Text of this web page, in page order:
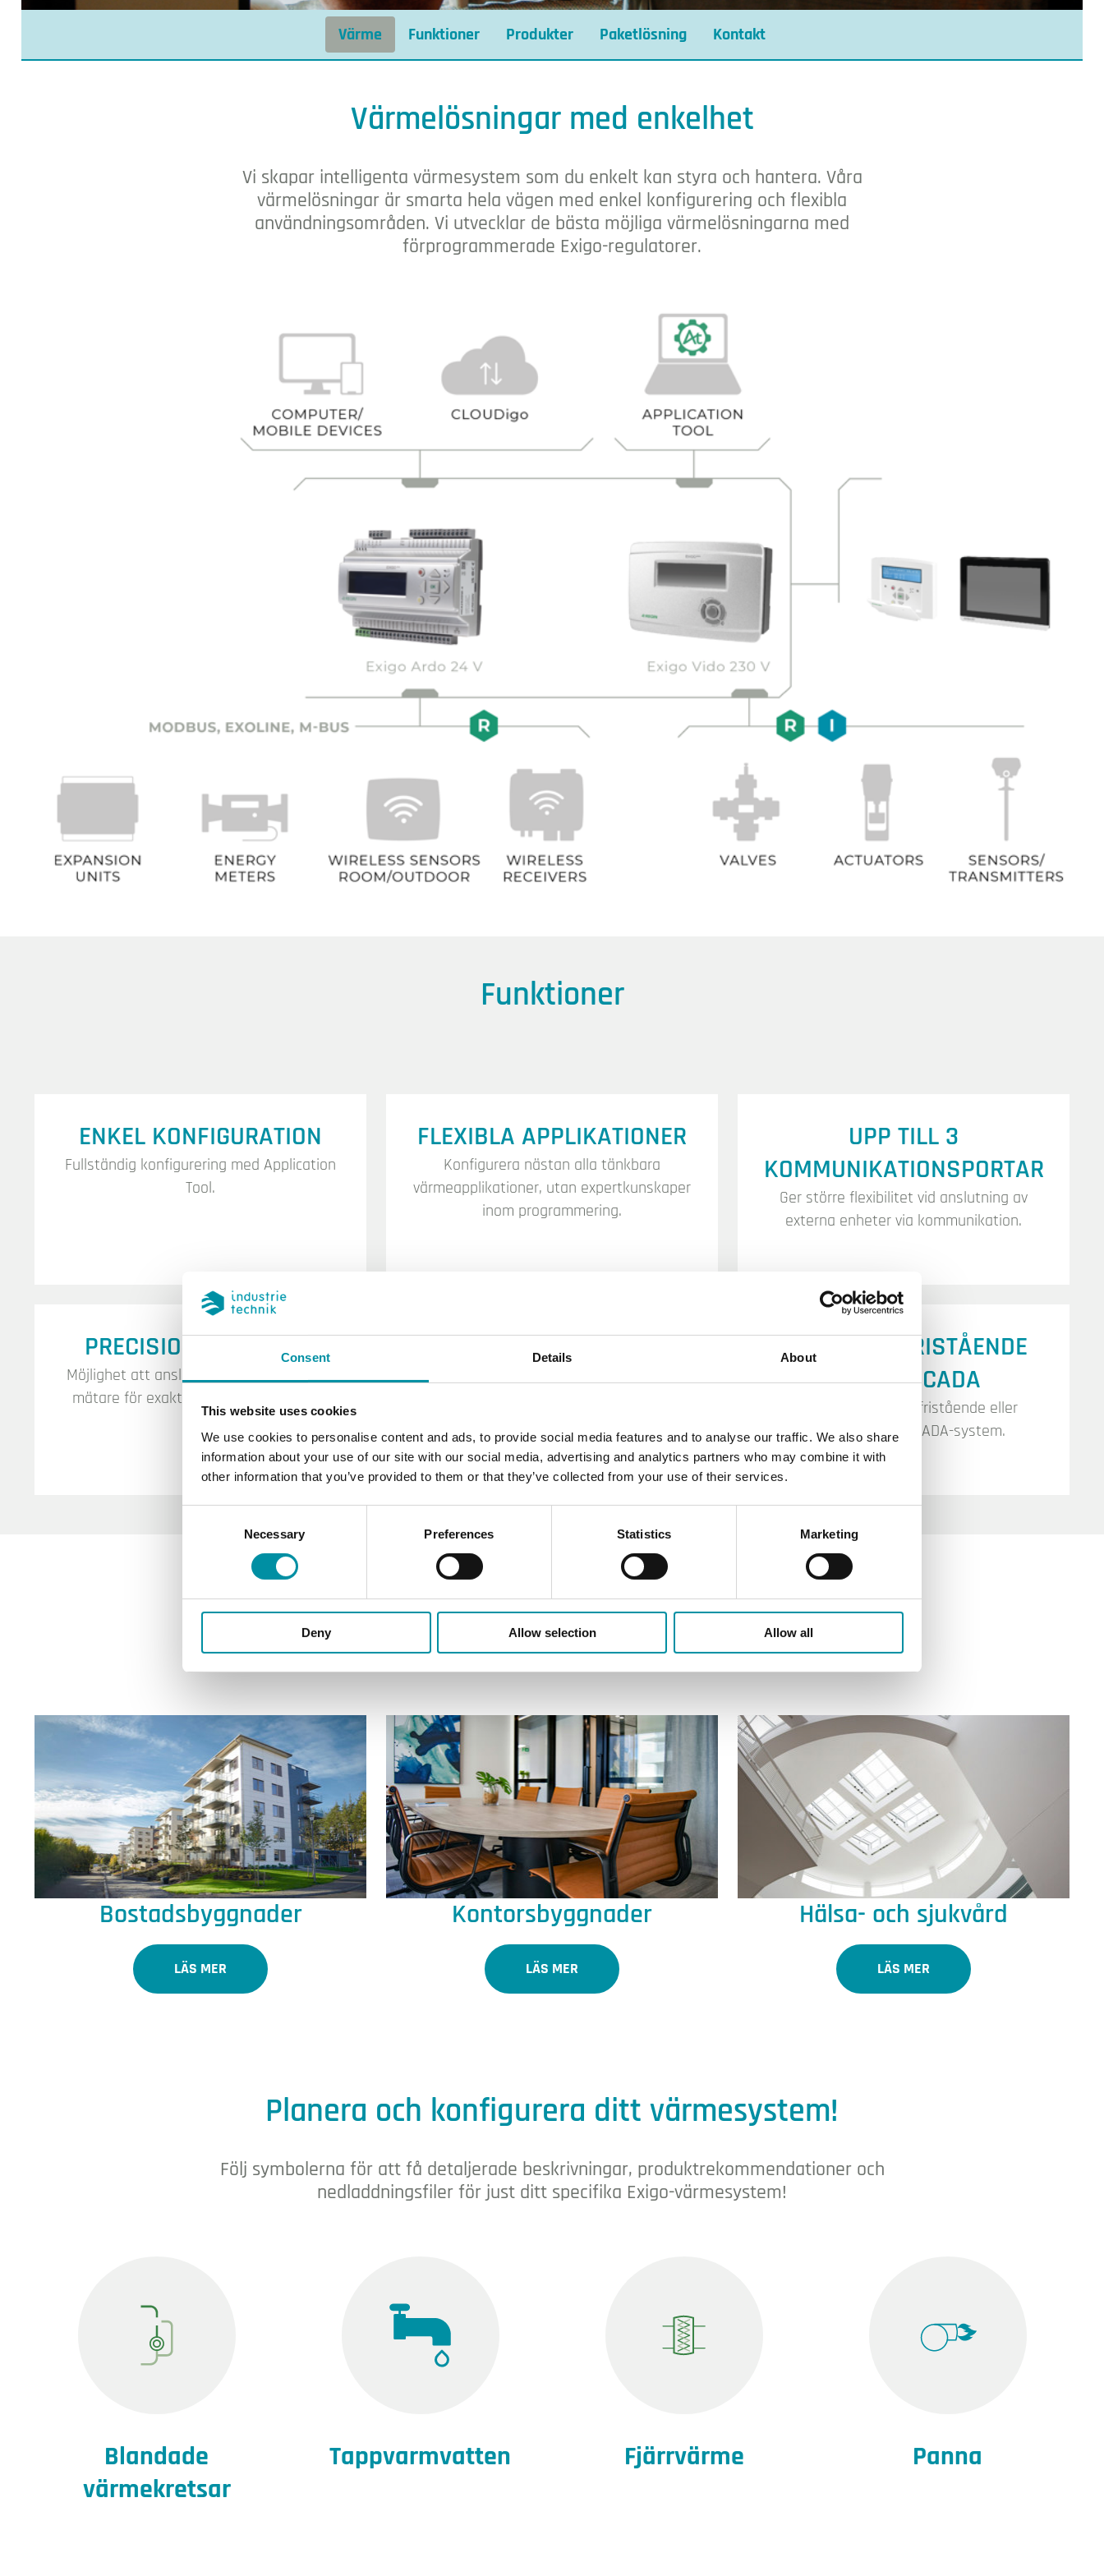
Consent Details About
This website uses cookies
We use cookies to personalise content and ads, to provide social media features and to analyse our traffic. We also share
information about your use of our site with our social media, advertising and analytics partners who may combine it with
other information that you’ve provided to them or that they’ve collected from your use of their services.
Necessary Preferences Statistics Marketing
Deny Allow selection Allow all
Värme Funktioner Produkter Paketlösning Kontakt
Värmelösningar med enkelhet
Vi skapar intelligenta värmesystem som du enkelt kan styra och hantera. Våra
värmelösningar är smarta hela vägen med enkel konfigurering och flexibla
användningsområden. Vi utvecklar de bästa möjliga värmelösningarna med
förprogrammerade Exigo-regulatorer.
Funktioner
ENKEL KONFIGURATION
Fullständig konfigurering med Application
Tool.
FLEXIBLA APPLIKATIONER
Konfigurera nästan alla tänkbara
värmeapplikationer, utan expertkunskaper
inom programmering.
UPP TILL 3
KOMMUNIKATIONSPORTAR
Ger större flexibilitet vid anslutning av
externa enheter via kommunikation.
PRECISIONSSTYRNING
Möjlighet att ansluta extra sensorer eller
mätare för exakt styrning av systemet.
FÖRINSTÄLLDA MALLAR
FUNGERAR FRISTÅENDE
ELLER I SCADA
Redo att användas fristående eller
integrerat i ett SCADA-system.
Branscher i fokus
Skräddarsydda lösningar för alla typer av fastigheter
Bostadsbyggnader
LÄS MER
Kontorsbyggnader
LÄS MER
Hälsa- och sjukvård
LÄS MER
Planera och konfigurera ditt värmesystem!
Följ symbolerna för att få detaljerade beskrivningar, produktrekommendationer och
nedladdningsfiler för just ditt specifika Exigo-värmesystem!
Blandade
värmekretsar
Tappvarmvatten Fjärrvärme Panna